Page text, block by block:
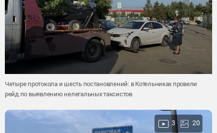
Четыре протокола и шесть постановлений: в Котельниках провели
рейд по выявлению нелегальных таксистов
3 20